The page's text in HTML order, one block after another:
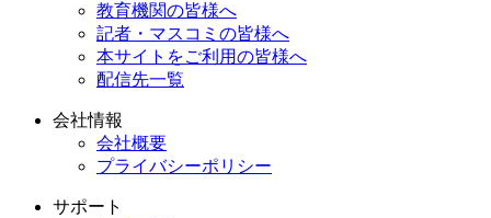
教育機関の皆様へ
記者・マスコミの皆様へ
本サイトをご利用の皆様へ
配信先一覧
会社情報
会社概要
プライバシーポリシー
サポート